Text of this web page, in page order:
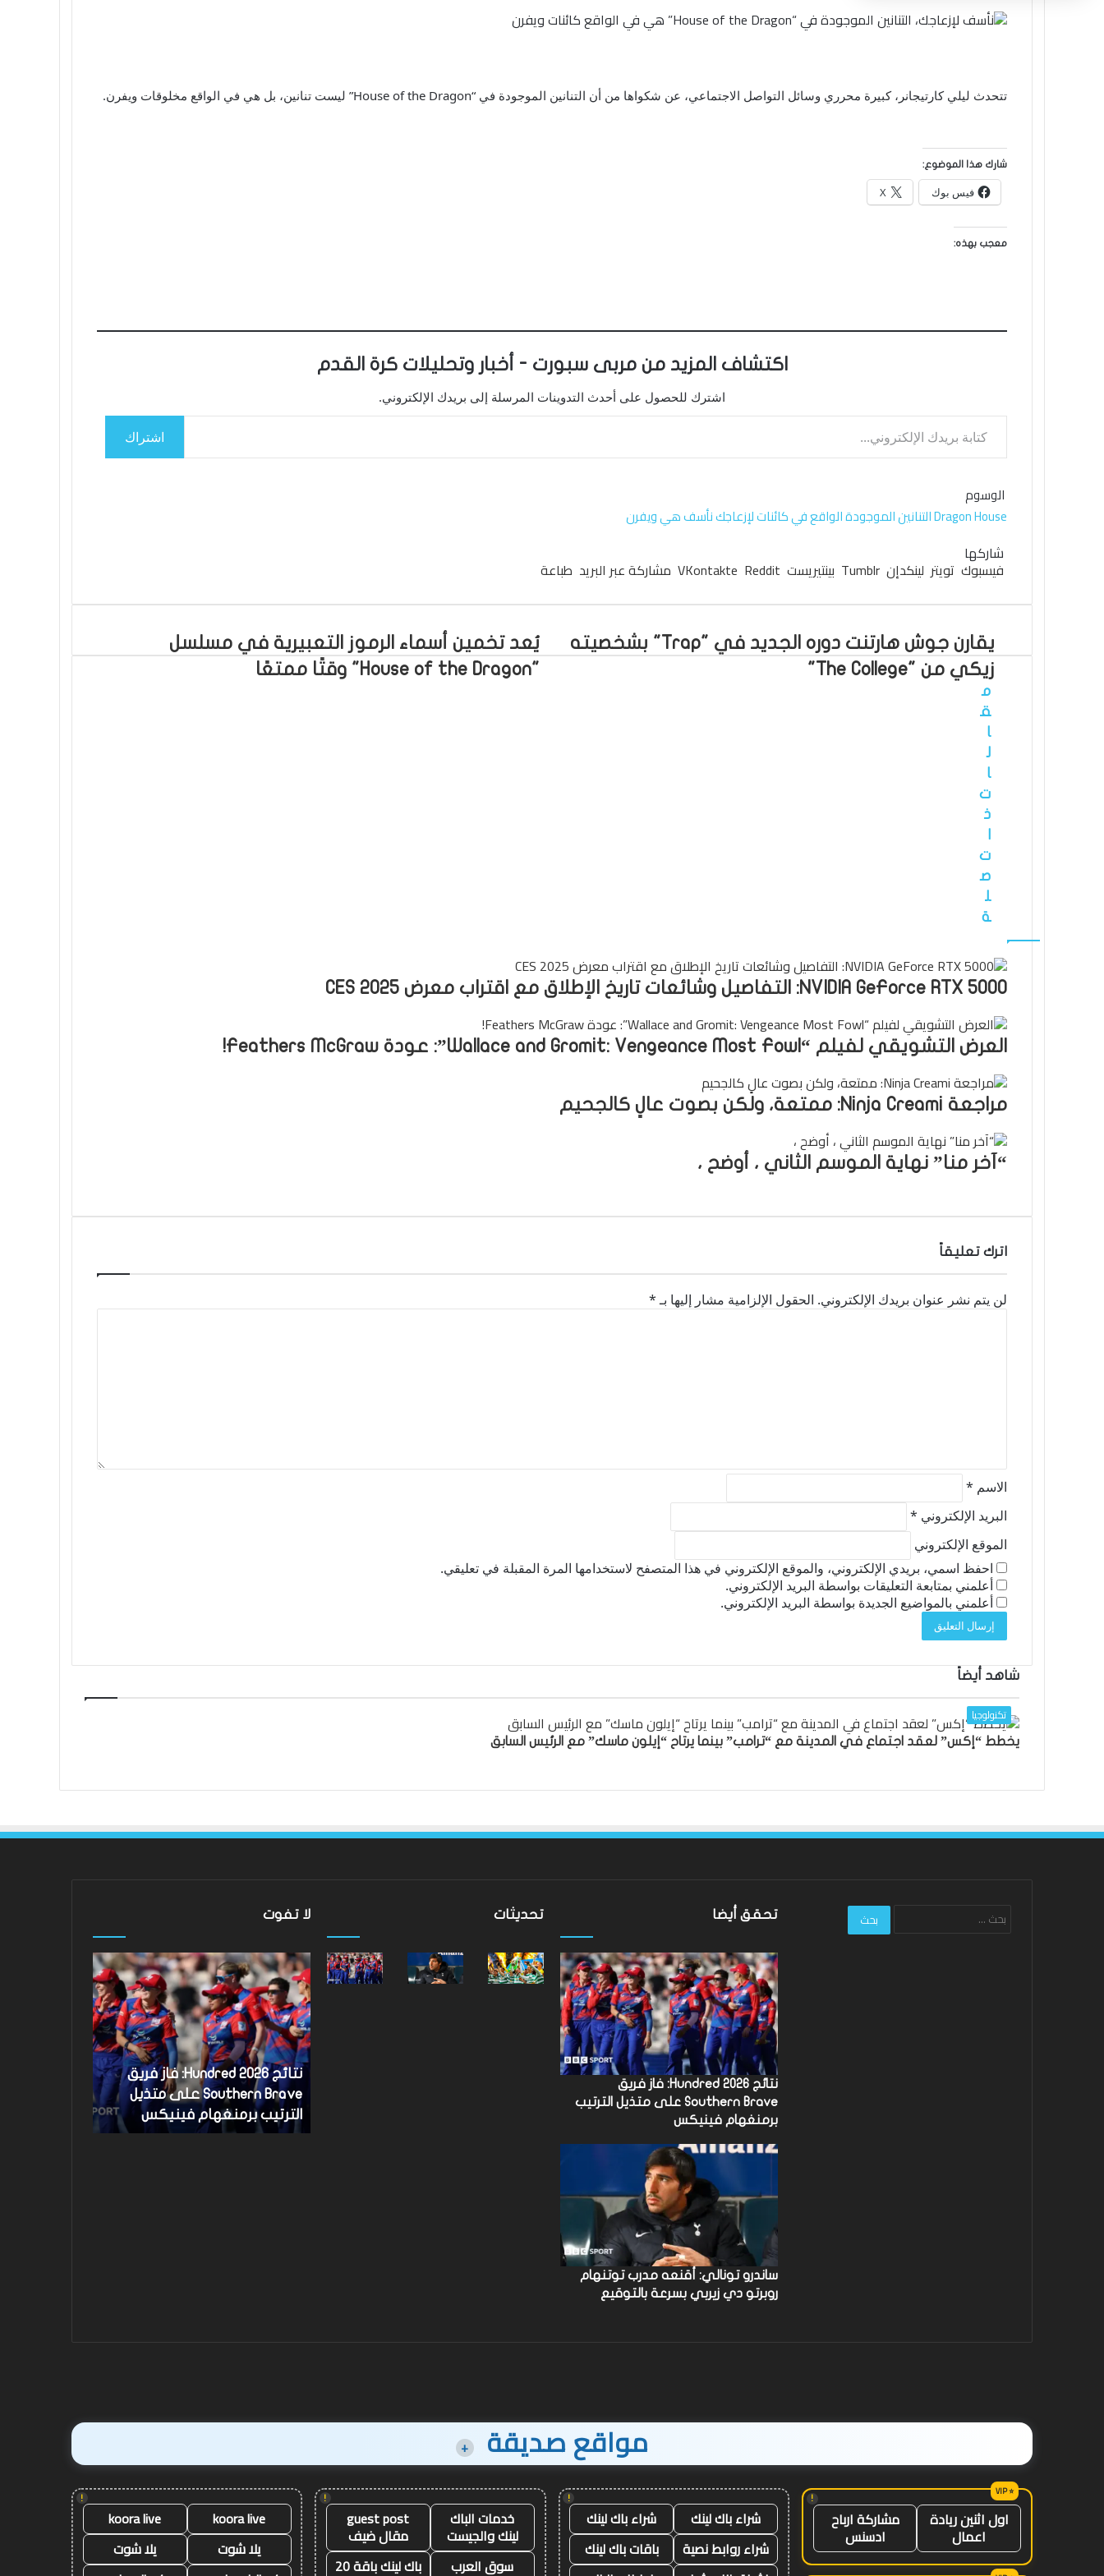
تتحدث ليلي كارتيجانر، كبيرة محرري وسائل التواصل الاجتماعي، عن شكواها من أن التنانين الموجودة في “House of the Dragon” ليست تنانين، بل هي في الواقع مخلوقات ويفرن.
شارك هذا الموضوع:
فيس بوك X
معجب بهذه:
اكتشاف المزيد من مربى سبورت - أخبار وتحليلات كرة القدم
اشترك للحصول على أحدث التدوينات المرسلة إلى بريدك الإلكتروني.
كتابة بريدك الإلكتروني...
اشتراك
الوسوم
DragonHouse التنانينالموجودةالواقعفيكائناتلإزعاجكنأسفهيويفرن
شاركها
فيسبوك تويتر لينكدإن بينتيريست مشاركة عبر البريد طباعة
يُعد تخمين أسماء الرموز التعبيرية في مسلسل
"House of the Dragon" وقتًا ممتعًا
يقارن جوش هارتنت دوره الجديد في "Trap" بشخصيته
زيكي من "The College"
م
ق
ا
ل
ا
ت
ذ
ت
ص
ل
ة
NVIDIA GeForce RTX 5000: التفاصيل وشائعات تاريخ الإطلاق مع اقتراب معرض CES 2025
العرض التشويقي لفيلم “Wallace and Gromit: Vengeance Most Fowl”: عودة Feathers McGraw!
مراجعة Ninja Creami: ممتعة، ولكن بصوت عالٍ كالجحيم
“آخر منا” نهاية الموسم الثاني ، أوضح ،
اترك تعليقاً
لن يتم نشر عنوان بريدك الإلكتروني. الحقول الإلزامية مشار إليها بـ*
الاسم *
البريد الإلكتروني *
الموقع الإلكتروني
احفظ اسمي، بريدي الإلكتروني، والموقع الإلكتروني في هذا المتصفح لاستخدامها المرة المقبلة في تعليقي.
أعلمني بمتابعة التعليقات بواسطة البريد الإلكتروني.
أعلمني بالمواضيع الجديدة بواسطة البريد الإلكتروني.
شاهد أيضاً
إغلاق
تكنولوجيا
يخطط “إكس” لعقد اجتماع في المدينة مع “ترامب” بينما يرتاح “إيلون ماسك” مع الرئيس السابق
لا تفوت
نتائج
Hundred
2026:
فاز
فريق
Southern
Brave
على
متذيل
الترتيب
برمنغهام
نتائج Hundred 2026: فاز فريق
Southern Brave على متذيل
الترتيب برمنغهام فينيكس
تحديثات تحقق أيضا
نتائج Hundred 2026: فاز فريق
Southern Brave على متذيل الترتيب
برمنغهام فينيكس
ساندرو تونالي: أقنعه مدرب توتنهام
روبرتو دي زيربي بسرعة بالتوقيع
البحث
عن:
مواقع صديقة +
!
اول اثنين ريادة
اعمال
مشاركة ارباح
ادسنس
!
شراء باك لينك
شراء باك لينك
شراء روابط نصية
باقات باك لينك
!
خدمات الباك
لينك والجيست
guest post
مقال ضيف
سوق العرب
باك لينك باقة 20
!
koora live
koora live
يلا شوت
يلا شوت